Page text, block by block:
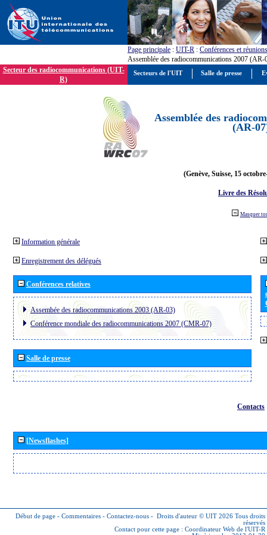
Page principale : UIT-R : Conférences et réunions
Assemblée des radiocommunications 2007 (AR-
Secteur des radiocommunications (UIT-
R)
Assemblée des
(AR-
(Genève, Suisse, 15
Livre des
Masquer
Information générale
Enregistrement des délégués
Conférences relatives
Assembée des radiocommunications 2003 (AR-03)
Conférence mondiale des radiocommunications 2007 (CMR-07)
Salle de presse
Contacts
[Newsflashes]
Début de page - Commentaires - Contactez-nous - Droits d'auteur © UIT 2026 Tous droits
réservés
Contact pour cette page : Coordinateur Web de l'UIT-R
Secteurs de l'UIT Salle de presse